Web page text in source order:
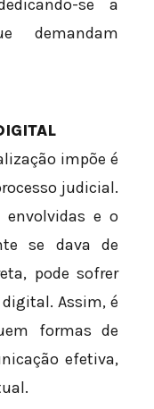
se a
demandam
impõe é
judicial.
e o
se dava de
pode sofrer
Assim, é
formas de
efetiva,